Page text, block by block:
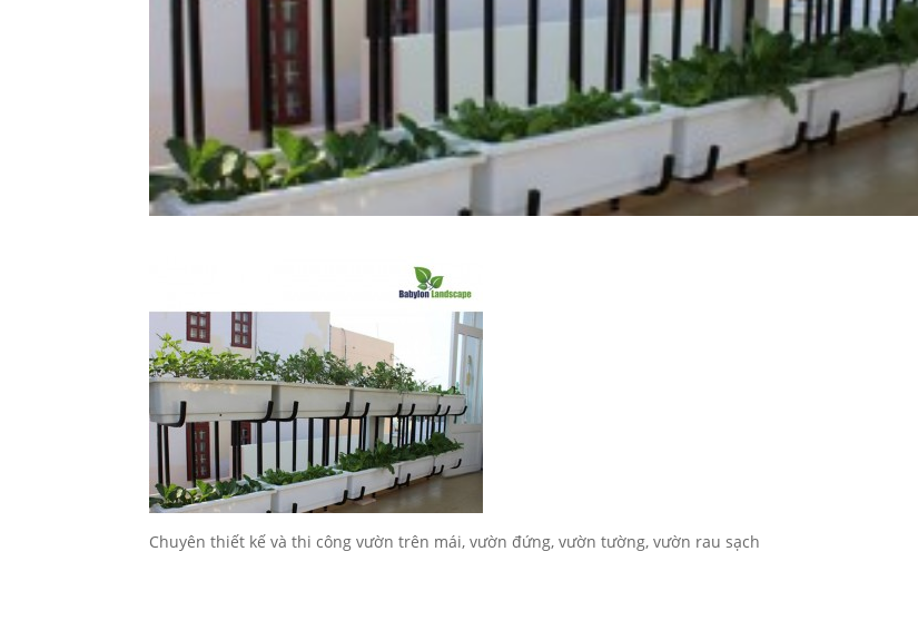
Chuyên thiết kế và thi công vườn trên mái, vườn đứng, vườn tường, vườn rau sạch